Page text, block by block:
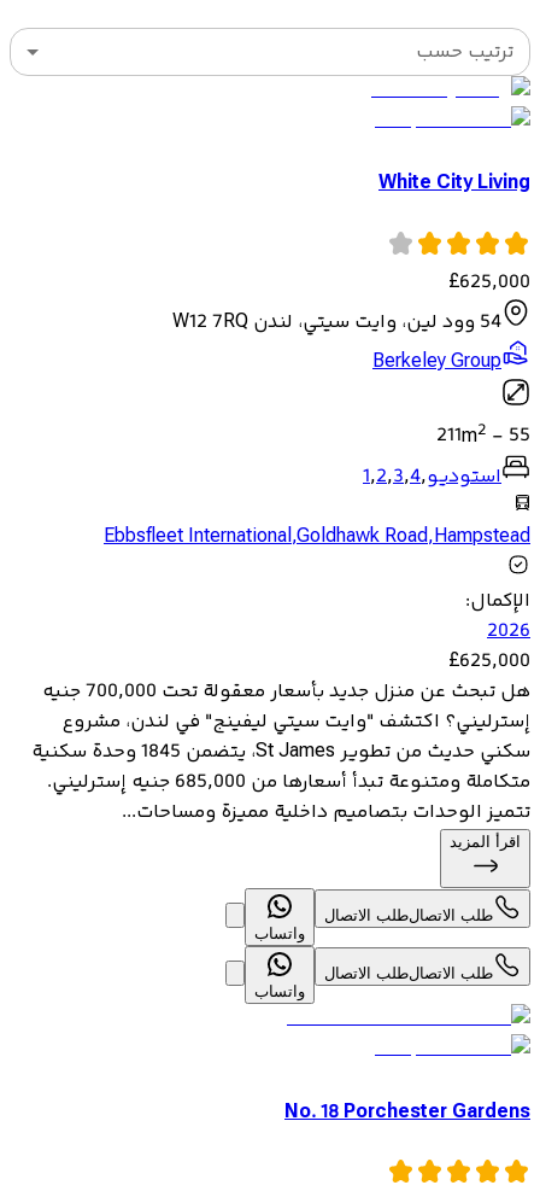
ترتيب حسب
White City Living
£625,000
54 وود لين، وايت سيتي، لندن W12 7RQ
Berkeley Group
55
-
211m2
استوديو,
1,2,3,4
Ebbsfleet International,Goldhawk Road,Hampstead
الإكمال:
2026
£625,000
هل تبحث عن منزل جديد بأسعار معقولة تحت 700,000 جنيه
إسترليني؟ اكتشف "وايت سيتي ليفينج" في لندن، مشروع
سكني حديث من تطوير St James، يتضمن 1845 وحدة سكنية
متكاملة ومتنوعة تبدأ أسعارها من 685,000 جنيه إسترليني.
تتميز الوحدات بتصاميم داخلية مميزة ومساحات...
اقرأ المزيد
طلب الاتصالطلب الاتصال
واتساب
طلب الاتصالطلب الاتصال
واتساب
No. 18 Porchester Gardens